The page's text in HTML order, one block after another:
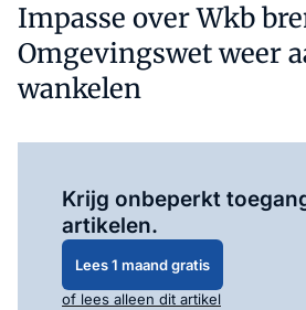
Impasse over Wkb
Omgevingswet weer
wankelen
Krijg onbeperkt
artikelen.
Lees 1 maand gratis
of lees alleen dit artikel